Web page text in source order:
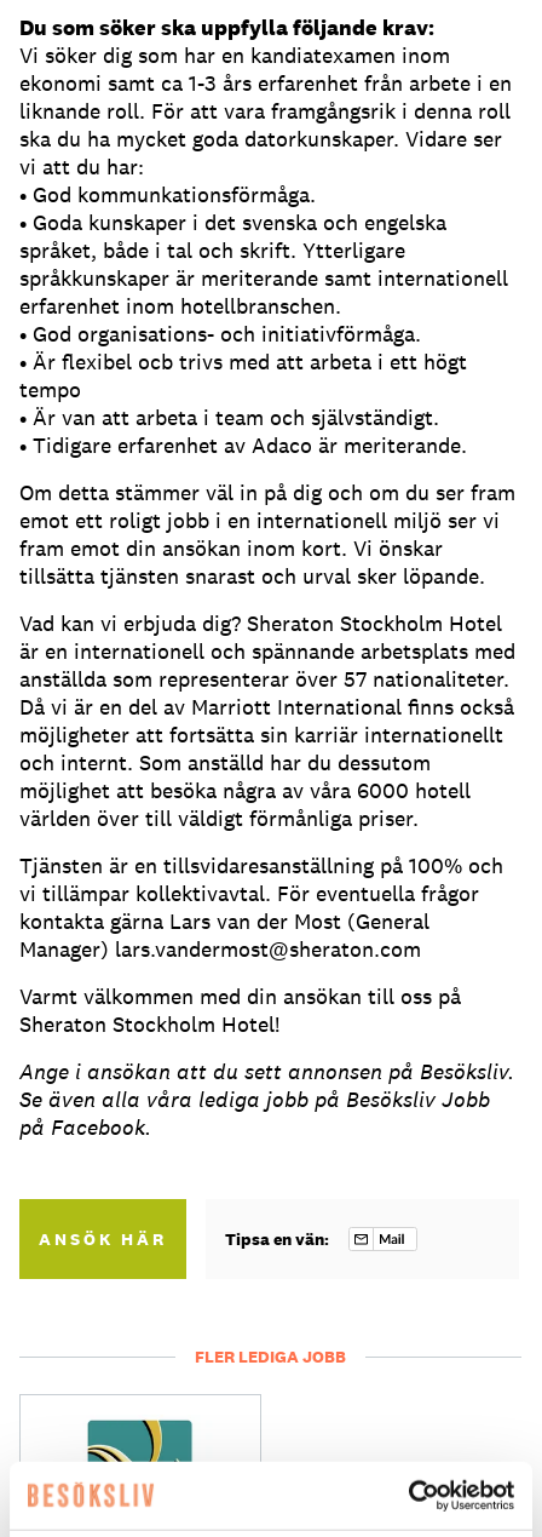
Du som söker ska uppfylla följande krav:
Vi söker dig som har en kandiatexamen inom
ekonomi samt ca 1-3 års erfarenhet från arbete i en
liknande roll. För att vara framgångsrik i denna roll
ska du ha mycket goda datorkunskaper. Vidare ser
vi att du har:
• God kommunkationsförmåga.
• Goda kunskaper i det svenska och engelska
språket, både i tal och skrift. Ytterligare
språkkunskaper är meriterande samt internationell
erfarenhet inom hotellbranschen.
• God organisations- och initiativförmåga.
• Är flexibel ocb trivs med att arbeta i ett högt
tempo
• Är van att arbeta i team och självständigt.
• Tidigare erfarenhet av Adaco är meriterande.
Om detta stämmer väl in på dig och om du ser fram
emot ett roligt jobb i en internationell miljö ser vi
fram emot din ansökan inom kort. Vi önskar
tillsätta tjänsten snarast och urval sker löpande.
Vad kan vi erbjuda dig? Sheraton Stockholm Hotel
är en internationell och spännande arbetsplats med
anställda som representerar över 57 nationaliteter.
Då vi är en del av Marriott International finns också
möjligheter att fortsätta sin karriär internationellt
och internt. Som anställd har du dessutom
möjlighet att besöka några av våra 6000 hotell
världen över till väldigt förmånliga priser.
Tjänsten är en tillsvidaresanställning på 100% och
vi tillämpar kollektivavtal. För eventuella frågor
kontakta gärna Lars van der Most (General
Manager) lars.vandermost@sheraton.com
Varmt välkommen med din ansökan till oss på
Sheraton Stockholm Hotel!
Ange i ansökan att du sett annonsen på Besöksliv.
Se även alla våra lediga jobb på Besöksliv Jobb
på Facebook.
ANSÖK HÄR Tipsa en vän:
FLER LEDIGA JOBB